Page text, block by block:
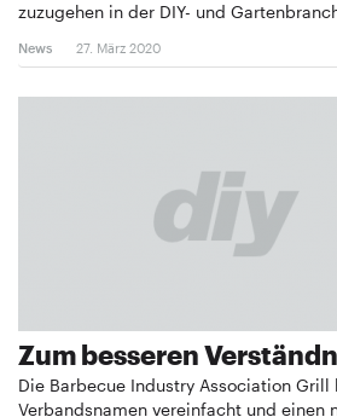
zuzugehen in der DIY- und
News 27. März 2020
Zum besseren
Die Barbecue Industry Association Grill
Verbandsnamen vereinfacht und einen